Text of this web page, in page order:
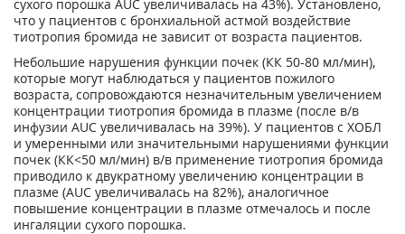
сухого порошка AUC увеличивалась на 43%). Установлено,
что у пациентов с бронхиальной астмой воздействие
тиотропия бромида не зависит от возраста пациентов.
Небольшие нарушения функции почек (КК 50-80 мл/мин),
которые могут наблюдаться у пациентов пожилого
возраста, сопровождаются незначительным увеличением
концентрации тиотропия бромида в плазме (после в/в
инфузии AUC увеличивалась на 39%). У пациентов с ХОБЛ
и умеренными или значительными нарушениями функции
почек (КК<50 мл/мин) в/в применение тиотропия бромида
приводило к двукратному увеличению концентрации в
плазме (AUC увеличивалась на 82%), аналогичное
повышение концентрации в плазме отмечалось и после
ингаляции сухого порошка.